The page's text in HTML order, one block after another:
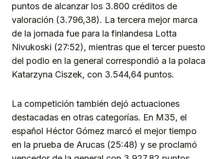
puntos de alcanzar los 3.800 créditos de
valoración (3.796,38). La tercera mejor marca
de la jornada fue para la finlandesa Lotta
Nivukoski (27:52), mientras que el tercer puesto
del podio en la general correspondió a la polaca
Katarzyna Ciszek, con 3.544,64 puntos.
La competición también dejó actuaciones
destacadas en otras categorías. En M35, el
español Héctor Gómez marcó el mejor tiempo
en la prueba de Arucas (25:48) y se proclamó